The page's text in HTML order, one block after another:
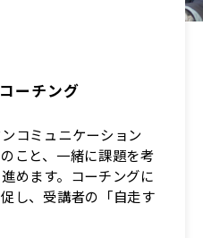
ーチング
コミュニケーション
こと、一緒に課題を考
めます。コーチングに
し、受講者の「自走す